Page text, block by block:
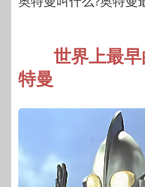
世界上最
特曼